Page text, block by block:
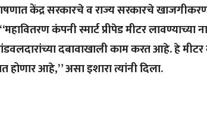
केंद्र सरकारचे व राज्य सरकारचे
कंपनी स्मार्ट प्रीपेड मीटर लावण्याच्या
दबावाखाली काम करत आहे. हे
होणार आहे,” असा इशारा त्यांनी दिला.